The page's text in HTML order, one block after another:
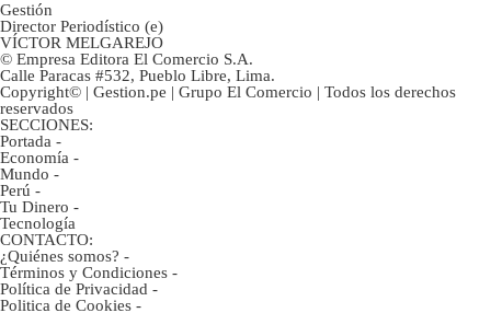
Gestión
Director Periodístico (e)
VÍCTOR MELGAREJO
© Empresa Editora El Comercio S.A.
Calle Paracas #532, Pueblo Libre, Lima.
Copyright© | Gestion.pe | Grupo El Comercio | Todos los derechos
reservados
SECCIONES:
Portada -
Economía -
Mundo -
Perú -
Tu Dinero -
Tecnología
CONTACTO:
¿Quiénes somos? -
Términos y Condiciones -
Política de Privacidad -
Politica de Cookies -